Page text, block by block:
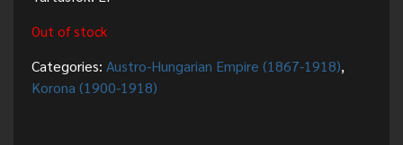
Out of stock
Categories: Austro-Hungarian Empire (1867-1918),
Korona (1900-1918)